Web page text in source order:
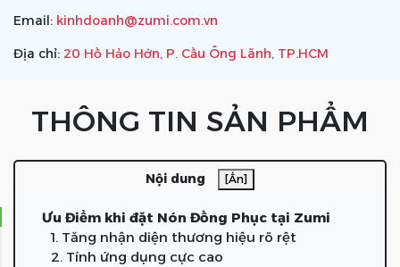
Email: kinhdoanh@zumi.com.vn
Địa chỉ: 20 Hồ Hảo Hớn, P. Cầu Ông Lãnh, TP.HCM
THÔNG TIN SẢN PHẨM
Nội dung [Ẩn]
Ưu Điểm khi đặt Nón Đồng Phục tại Zumi
1. Tăng nhận diện thương hiệu rõ rệt
2. Tính ứng dụng cực cao